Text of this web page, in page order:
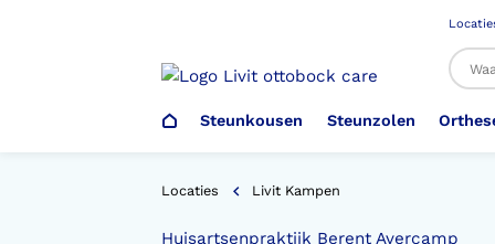
Steunkousen Steunzolen
Locaties Livit Kampen
Huisartsenpraktijk Berent Avercamp